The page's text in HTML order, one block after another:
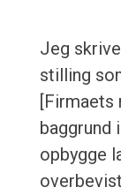
Jeg
stilling
[Firmaets
baggrund
opbygge